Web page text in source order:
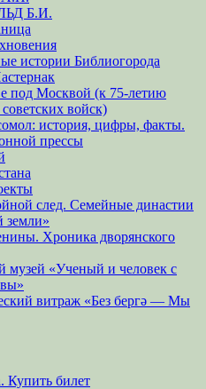
Б.И.
истории Библиогорода
под Москвой (к 75-летию
войск)
история, цифры, факты.
прессы
след. Семейные династии
земли»
Хроника дворянского
музей «Ученый и человек с
витраж «Без бергə — Мы
Купить билет